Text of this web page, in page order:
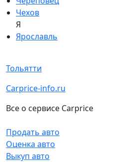
Чехов
Я
Ярославль
Тольятти
Carprice-info.ru
Все о сервисе Carprice
Продать авто
Оценка авто
Выкуп авто